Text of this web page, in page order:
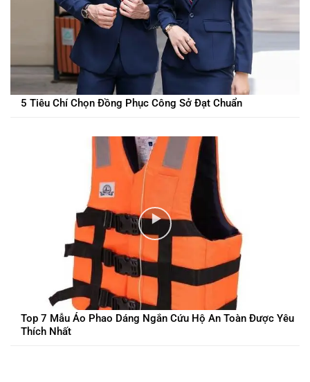
5 Tiêu Chí Chọn Đồng Phục Công Sở Đạt Chuẩn
Top 7 Mẫu Áo Phao Dáng Ngắn Cứu Hộ An Toàn Được Yêu
Thích Nhất